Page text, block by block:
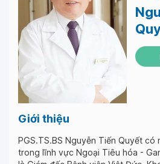
Giới thiệu
PGS.TS.BS Nguyễn Tiến Quyết có
trong lĩnh vực Ngoại Tiêu hóa -